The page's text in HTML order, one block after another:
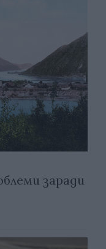
заради